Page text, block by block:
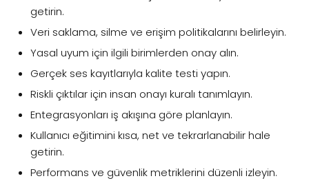
getirin.
Veri saklama, silme ve erişim politikalarını belirleyin.
Yasal uyum için ilgili birimlerden onay alın.
Gerçek ses kayıtlarıyla kalite testi yapın.
Riskli çıktılar için insan onayı kuralı tanımlayın.
Entegrasyonları iş akışına göre planlayın.
Kullanıcı eğitimini kısa, net ve tekrarlanabilir hale
getirin.
Performans ve güvenlik metriklerini düzenli izleyin.